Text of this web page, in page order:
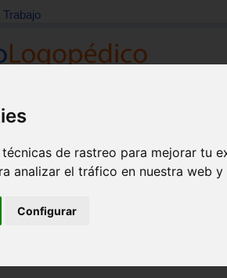
de rastreo para mejorar tu
analizar el tráfico en nuestra web
Configurar
Trabajo